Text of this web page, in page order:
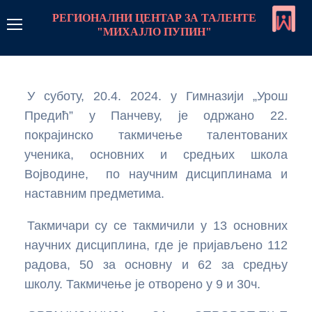
РЕГИОНАЛНИ ЦЕНТАР ЗА ТАЛЕНТЕ
"МИХАЈЛО ПУПИН"
Линкови
Контакт
Пријава
Програм рада
Стратегије рада са даровитим ученицима
Стална школа
Монографија центра
Такмичења
Предмети
У суботу, 20.4. 2024. у Гимназији „Урош
Предић” у Панчеву, је одржано 22.
покрајинско такмичење талентованих
ученика, основних и средњих школа
Војводине, по научним дисциплинама и
наставним предметима.
Такмичари су се такмичили у 13 основних
научних дисциплина, где је пријављено 112
радова, 50 за основну и 62 за средњу
школу. Такмичење је отворено у 9 и 30ч.